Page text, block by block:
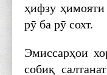
ҳифзу ҳимояти
рӯ ба рӯ сохт.
Эмиссарҳои
собиқ